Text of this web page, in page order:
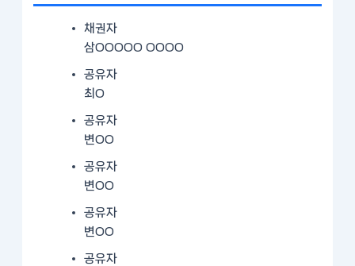
채권자
삼OOOOO OOOO
공유자
최O
공유자
변OO
공유자
변OO
공유자
변OO
공유자